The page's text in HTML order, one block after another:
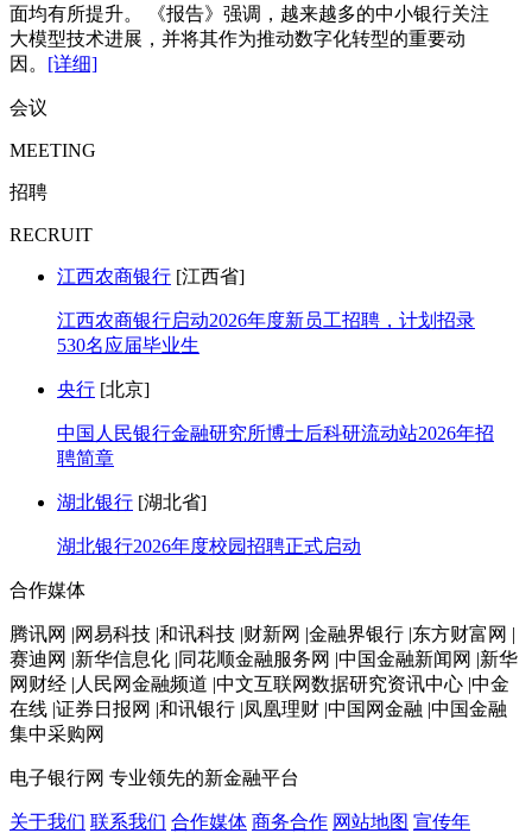
面均有所提升。 《报告》强调，越来越多的中小银行关注
大模型技术进展，并将其作为推动数字化转型的重要动
因。 [详细]
会议
MEETING
招聘
RECRUIT
江西农商银行 [江西省]
江西农商银行启动2026年度新员工招聘，计划招录
530名应届毕业生
央行 [北京]
中国人民银行金融研究所博士后科研流动站2026年招
聘简章
湖北银行 [湖北省]
湖北银行2026年度校园招聘正式启动
合作媒体
腾讯网 |网易科技 |和讯科技 |财新网 |金融界银行 |东方财富网 |
赛迪网 |新华信息化 |同花顺金融服务网 |中国金融新闻网 |新华
网财经 |人民网金融频道 |中文互联网数据研究资讯中心 |中金
在线 |证券日报网 |和讯银行 |凤凰理财 |中国网金融 |中国金融
集中采购网
电子银行网 专业领先的新金融平台
关于我们 联系我们 合作媒体 商务合作 网站地图 宣传年